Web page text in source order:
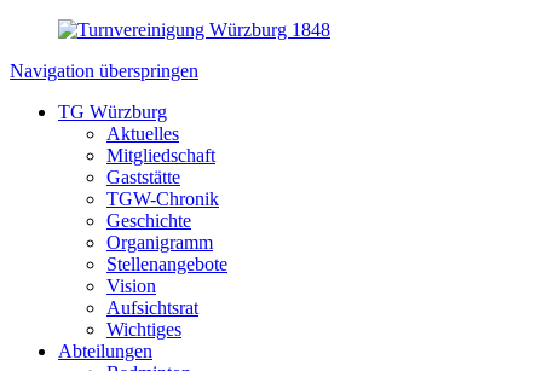
Navigation überspringen
TG Würzburg
Aktuelles
Mitgliedschaft
Gaststätte
TGW-Chronik
Geschichte
Organigramm
Stellenangebote
Vision
Aufsichtsrat
Wichtiges
Abteilungen